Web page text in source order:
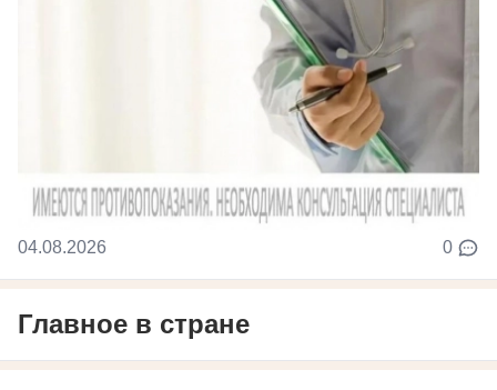
04.08.2026 0
Главное в стране